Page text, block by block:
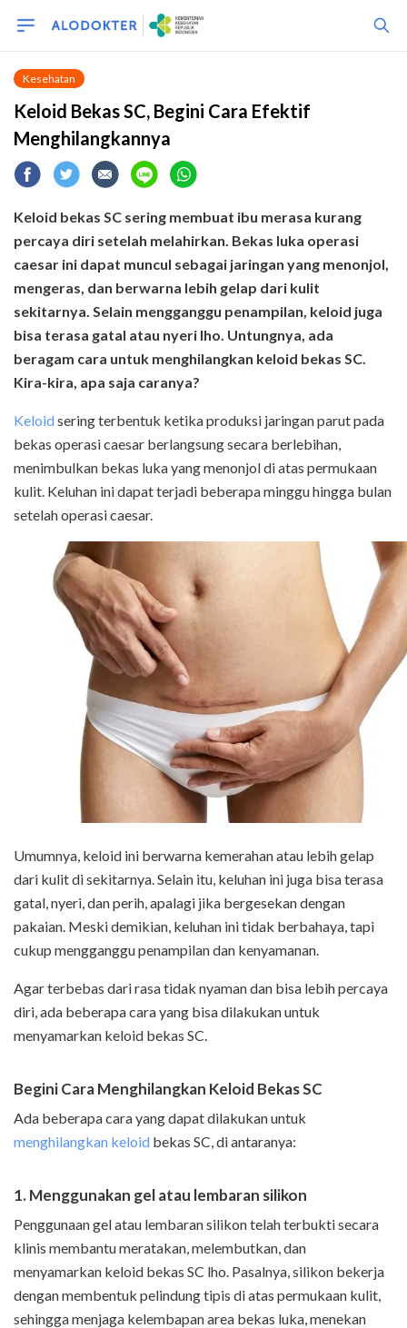
Kesehatan
Keloid Bekas SC, Begini Cara Efektif
Menghilangkannya
Keloid bekas SC sering membuat ibu merasa kurang
percaya diri setelah melahirkan. Bekas luka operasi
caesar ini dapat muncul sebagai jaringan yang menonjol,
mengeras, dan berwarna lebih gelap dari kulit
sekitarnya. Selain mengganggu penampilan, keloid juga
bisa terasa gatal atau nyeri lho. Untungnya, ada
beragam cara untuk menghilangkan keloid bekas SC.
Kira-kira, apa saja caranya?
Keloidsering terbentuk ketika produksi jaringan parut pada
bekas operasi caesar berlangsung secara berlebihan,
menimbulkan bekas luka yang menonjol di atas permukaan
kulit. Keluhan ini dapat terjadi beberapa minggu hingga bulan
setelah operasi caesar.
Umumnya, keloid ini berwarna kemerahan atau lebih gelap
dari kulit di sekitarnya. Selain itu, keluhan ini juga bisa terasa
gatal, nyeri, dan perih, apalagi jika bergesekan dengan
pakaian. Meski demikian, keluhan ini tidak berbahaya, tapi
cukup mengganggu penampilan dan kenyamanan.
Agar terbebas dari rasa tidak nyaman dan bisa lebih percaya
diri, ada beberapa cara yang bisa dilakukan untuk
menyamarkan keloid bekas SC.
Begini Cara Menghilangkan Keloid Bekas SC
Ada beberapa cara yang dapat dilakukan untuk
menghilangkan keloid bekas SC, di antaranya:
1. Menggunakan gel atau lembaran silikon
Penggunaan gel atau lembaran silikon telah terbukti secara
klinis membantu meratakan, melembutkan, dan
menyamarkan keloid bekas SC lho. Pasalnya, silikon bekerja
dengan membentuk pelindung tipis di atas permukaan kulit,
sehingga menjaga kelembapan area bekas luka, menekan